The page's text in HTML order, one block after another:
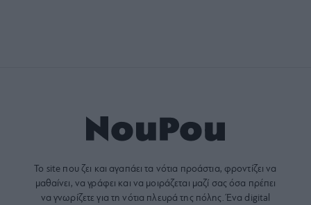
Το site που ζει και αγαπάει τα νότια προάστια, φροντίζει να
μαθαίνει, να γράφει και να μοιράζεται μαζί σας όσα πρέπει
να γνωρίζετε για τη νότια πλευρά της πόλης. Ένα digital